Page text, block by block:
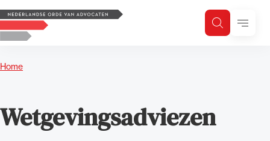
Logo, to the homepage
ZoekenMenu
Home
Wetgevingsadviezen
Zoek op trefwoord